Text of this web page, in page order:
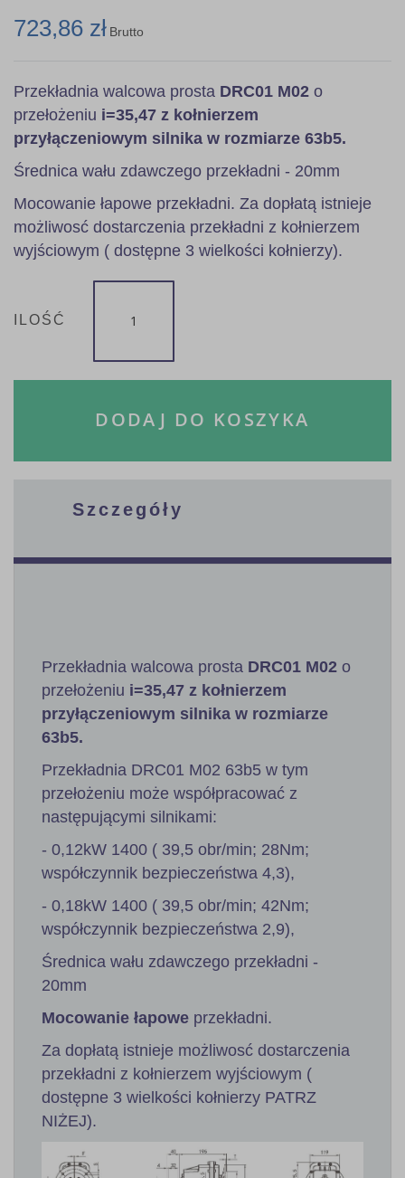
723,86 zł Brutto
Przekładnia walcowa prosta DRC01 M02 o
przełożeniu i=35,47 z kołnierzem
przyłączeniowym silnika w rozmiarze 63b5.
Średnica wału zdawczego przekładni - 20mm
Mocowanie łapowe przekładni. Za dopłatą istnieje
możliwosć dostarczenia przekładni z kołnierzem
wyjściowym ( dostępne 3 wielkości kołnierzy).
ILOŚĆ
DODAJ DO KOSZYKA
Szczegóły
Przekładnia walcowa prosta DRC01 M02 o
przełożeniu i=35,47 z kołnierzem
przyłączeniowym silnika w rozmiarze
63b5.
Przekładnia DRC01 M02 63b5 w tym
przełożeniu może współpracować z
następującymi silnikami:
- 0,12kW 1400 ( 39,5 obr/min; 28Nm;
współczynnik bezpieczeństwa 4,3),
- 0,18kW 1400 ( 39,5 obr/min; 42Nm;
współczynnik bezpieczeństwa 2,9),
Średnica wału zdawczego przekładni -
20mm
Mocowanie łapowe przekładni.
Za dopłatą istnieje możliwosć dostarczenia
przekładni z kołnierzem wyjściowym (
dostępne 3 wielkości kołnierzy PATRZ
NIŻEJ).